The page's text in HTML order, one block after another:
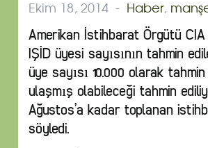
Ekim 18, 2014 - Haber,
Amerikan İstihbarat Örgütü
IŞİD üyesi sayısının tahmin
üye sayısı 10.000 olarak
ulaşmış olabileceği tahmin
Ağustos’a kadar toplanan
söyledi.